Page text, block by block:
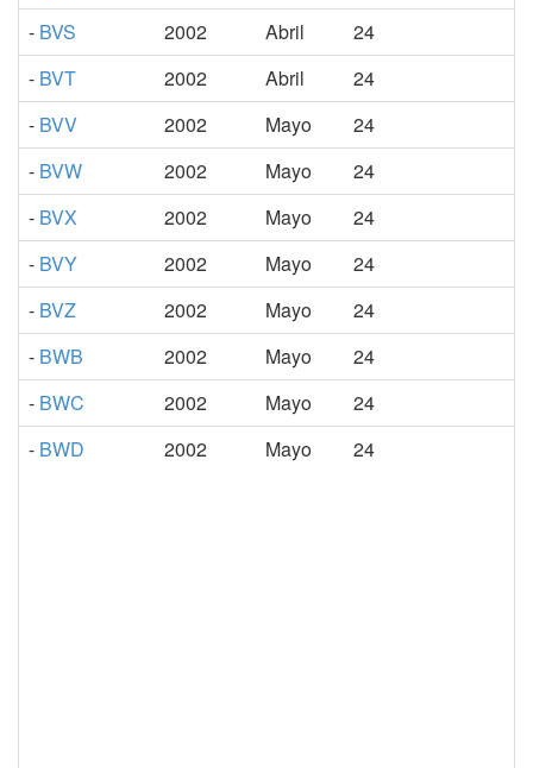
- BVS 2002 Abril
24
- BVT 2002 Abril
24
- BVV 2002 Mayo
24
- BVW 2002 Mayo
24
- BVX 2002 Mayo
24
- BVY 2002 Mayo
24
- BVZ 2002 Mayo
24
- BWB 2002 Mayo
24
- BWC 2002 Mayo
24
- BWD 2002 Mayo 24